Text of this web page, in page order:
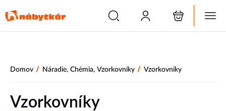
Domov / Náradie, Chémia, Vzorkovníky / Vzorkovníky
Vzorkovníky